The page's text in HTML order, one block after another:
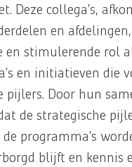
Deze collega’s,
en
en stimulerende rol
en initiatieven die
pijlers. Door hun
de strategische
programma’s
blijft en kennis